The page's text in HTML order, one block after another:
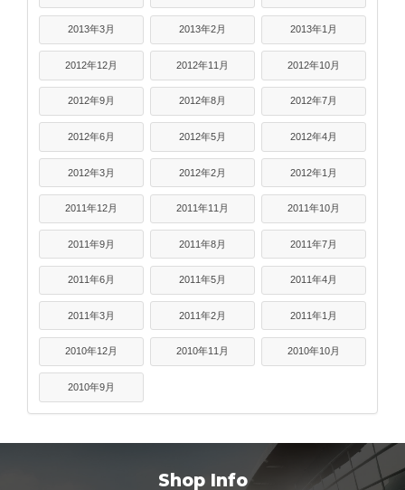
2013年3月 2013年2月 2013年1月
2012年12月 2012年11月 2012年10月
2012年9月 2012年8月 2012年7月
2012年6月 2012年5月 2012年4月
2012年3月 2012年2月 2012年1月
2011年12月 2011年11月 2011年10月
2011年9月 2011年8月 2011年7月
2011年6月 2011年5月 2011年4月
2011年3月 2011年2月 2011年1月
2010年12月 2010年11月 2010年10月
2010年9月
Shop Info